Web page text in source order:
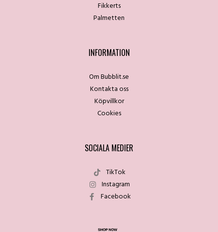
Fikkerts
Palmetten
INFORMATION
Om Bubblit.se
Kontakta oss
Köpvillkor
Cookies
SOCIALA MEDIER
TikTok
Instagram
Facebook